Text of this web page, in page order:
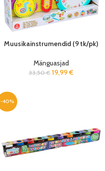
Muusikainstrumendid (9 tk/pk)
Mänguasjad
33,50€ 19,99€
-40%